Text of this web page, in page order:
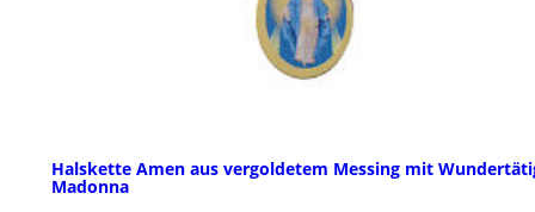
Halskette Amen aus vergoldetem Messing mit
Madonna